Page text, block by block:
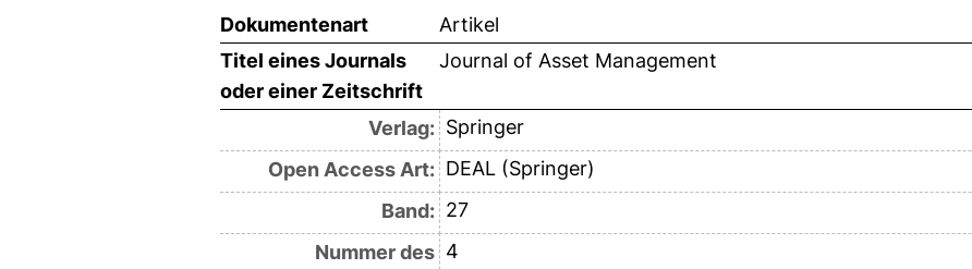
Dokumentenart
Artikel
Titel eines Journals
oder einer Zeitschrift
Journal of Asset Management
Verlag: Springer
Open Access Art: DEAL (Springer)
Band: 27
Nummer des 4